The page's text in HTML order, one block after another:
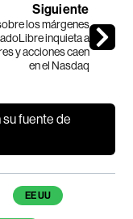
Siguiente
los márgenes
inquieta a
y acciones caen
en el Nasdaq
su fuente de
EE UU